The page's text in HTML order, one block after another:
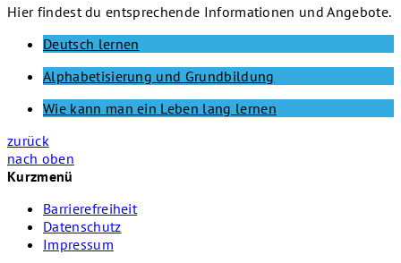
Hier findest du entsprechende Informationen und Angebote.
Deutsch lernen
Alphabetisierung und Grundbildung
Wie kann man ein Leben lang lernen
zurück
nach oben
Kurzmenü
Barrierefreiheit
Datenschutz
Impressum